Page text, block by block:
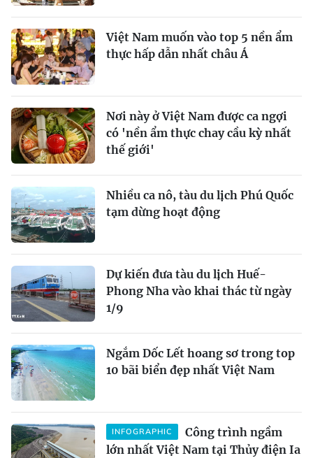
Việt Nam muốn vào top 5 nền ẩm
thực hấp dẫn nhất châu Á
Nơi này ở Việt Nam được ca ngợi
có 'nền ẩm thực chay cầu kỳ nhất
thế giới'
Nhiều ca nô, tàu du lịch Phú Quốc
tạm dừng hoạt động
Dự kiến đưa tàu du lịch Huế-
Phong Nha vào khai thác từ ngày
1/9
Ngắm Dốc Lết hoang sơ trong top
10 bãi biển đẹp nhất Việt Nam
INFOGRAPHIC
Công trình ngầm
lớn nhất Việt Nam tại Thủy điện Ia